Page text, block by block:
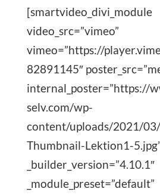
[smartvideo_divi_module
video_src=”vimeo”
vimeo=”https://
82891145″
internal_poster=”https://
selv.com/wp-
content/uploads/2021/
Thumbnail-Lektion1-
_builder_version=”4.10.1″
_module_preset=”default”